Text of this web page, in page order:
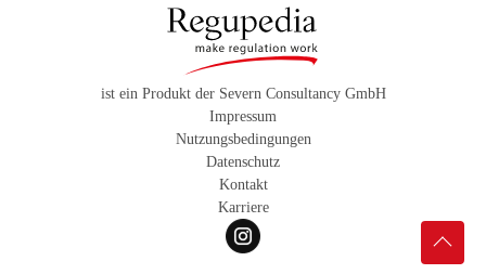
ist ein Produkt der Severn Consultancy GmbH
Impressum
Nutzungsbedingungen
Datenschutz
Kontakt
Karriere